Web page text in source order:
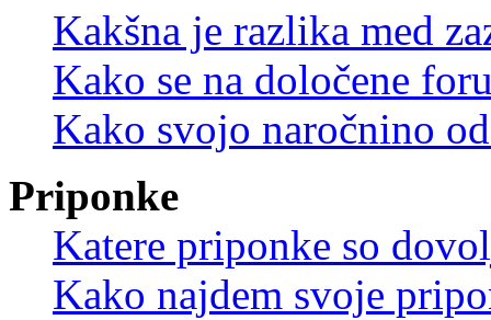
Kakšna je razlika med
Kako se na določene
Kako svojo naročnino
Priponke
Katere priponke so
Kako najdem svoje